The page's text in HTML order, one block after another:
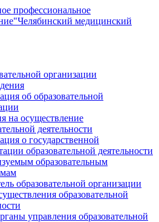
профессиональное
"Челябинский медицинский
организации
об образовательной
на осуществление
деятельности
о государственной
образовательной деятельности
образовательным
образовательной организации
образовательной
управления образовательной